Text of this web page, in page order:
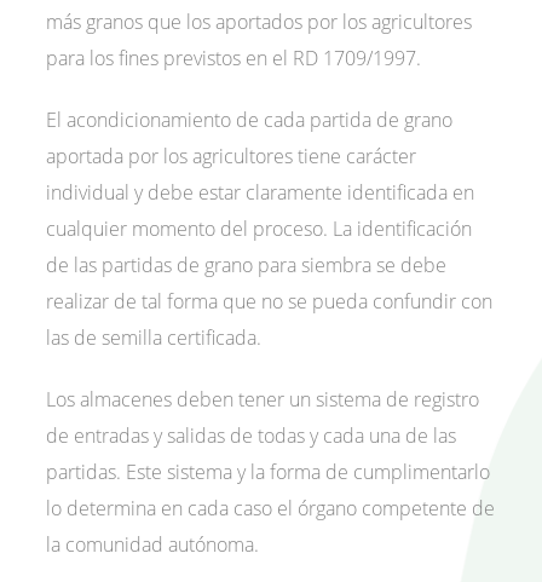
más granos que los aportados por los agricultores
para los fines previstos en el RD 1709/1997.
El acondicionamiento de cada partida de grano
aportada por los agricultores tiene carácter
individual y debe estar claramente identificada en
cualquier momento del proceso. La identificación
de las partidas de grano para siembra se debe
realizar de tal forma que no se pueda confundir con
las de semilla certificada.
Los almacenes deben tener un sistema de registro
de entradas y salidas de todas y cada una de las
partidas. Este sistema y la forma de cumplimentarlo
lo determina en cada caso el órgano competente de
la comunidad autónoma.